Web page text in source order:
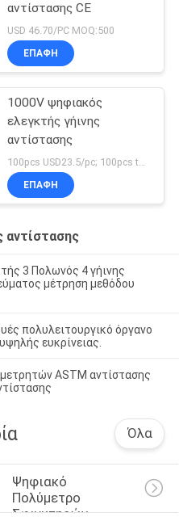
αντίστασης CE
USD 46.70/PC MOQ:500
ΕΠΑΦΉ
1000V ψηφιακός
ελεγκτής γήινης
αντίστασης
ΕΠΑΦΉ
αντίστασης
3 Πολωνός 4 γήινης
μέτρηση μεθόδου
πολυλειτουργικό όργανο
ευκρίνειας.
ASTM αντίστασης
Όλα
Ψηφιακό
Πολύμετρο
Σφιγκτηρών